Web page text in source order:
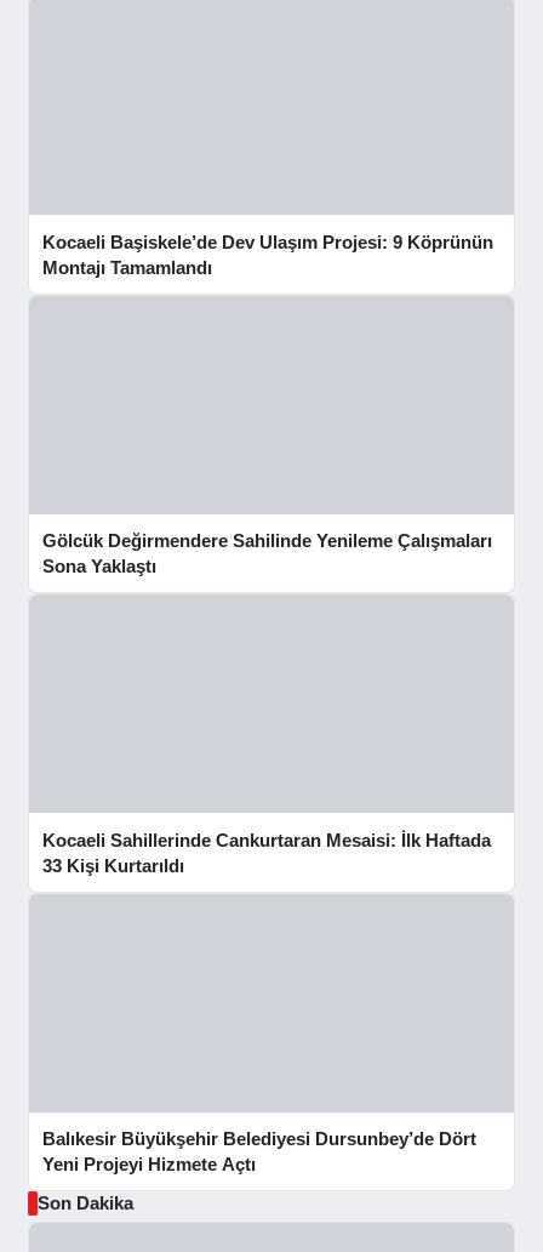
Kocaeli Başiskele’de Dev Ulaşım Projesi: 9 Köprünün
Montajı Tamamlandı
Gölcük Değirmendere Sahilinde Yenileme Çalışmaları
Sona Yaklaştı
Kocaeli Sahillerinde Cankurtaran Mesaisi: İlk Haftada
33 Kişi Kurtarıldı
Balıkesir Büyükşehir Belediyesi Dursunbey’de Dört
Yeni Projeyi Hizmete Açtı
Son Dakika